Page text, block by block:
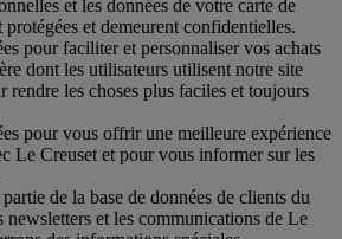
et les données de votre carte de
et demeurent confidentielles.
pour faciliter et personnaliser vos achats
dont les utilisateurs utilisent notre site
rendre les choses plus faciles et toujours
pour vous offrir une meilleure expérience
Le Creuset et pour vous informer sur les
de la base de données de clients du
newsletters et les communications de Le